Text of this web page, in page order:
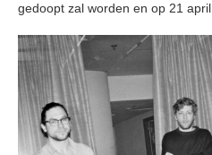
gedoopt zal worden en op 21